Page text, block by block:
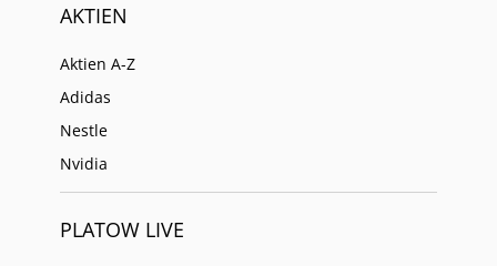
AKTIEN
Aktien A-Z
Adidas
Nestle
Nvidia
PLATOW LIVE